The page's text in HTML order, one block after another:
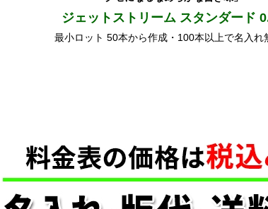
ジェットストリーム スタンダード
最小ロット 50本から作成・100本以上で名入れ